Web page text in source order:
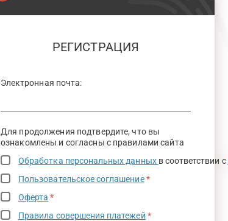
РЕГИСТРАЦИЯ
Электронная почта:
Для продолжения подтвердите, что вы
ознакомлены и согласны с правилами сайта
Обработка персональных данных в соответствии с
Пользовательское соглашение *
Оферта *
Правила совершения платежей *